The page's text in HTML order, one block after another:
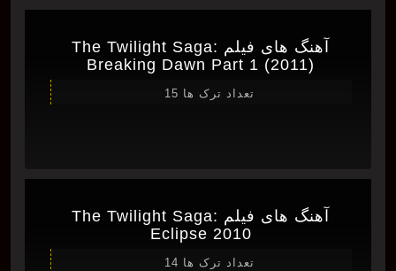
آهنگ های فیلم The Twilight Saga:
Breaking Dawn Part 1 (2011)
تعداد ترک ها 15
آهنگ های فیلم The Twilight Saga:
Eclipse 2010
تعداد ترک ها 14